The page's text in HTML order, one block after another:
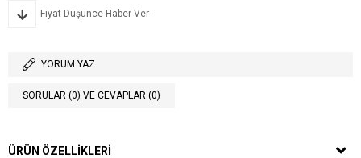
Fiyat Düşünce Haber Ver
YORUM YAZ
SORULAR (0) VE CEVAPLAR (0)
ÜRÜN ÖZELLIKLERI